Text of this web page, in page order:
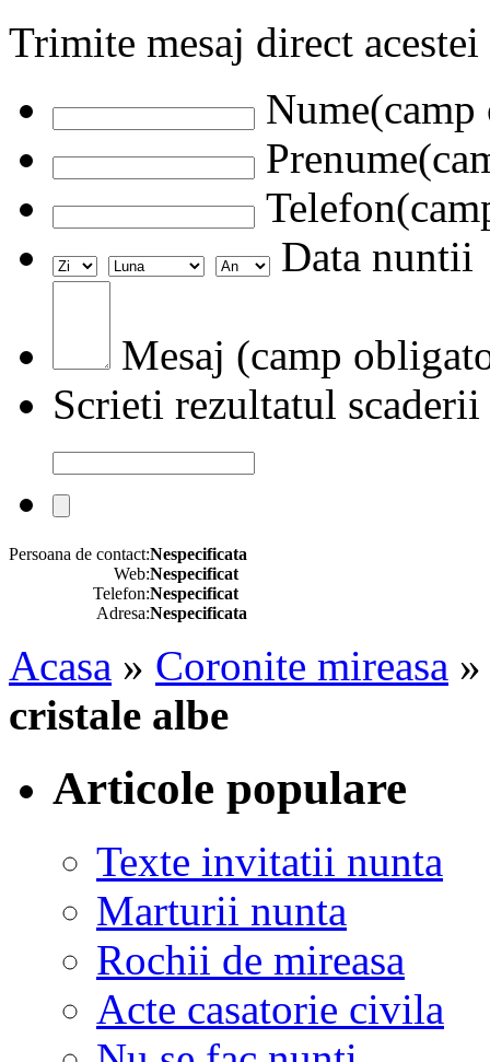
Trimite mesaj direct
Data nuntii
Mesaj (camp
Scrieti rezultatul scaderii
Persoana de contact:Nespecificata
Web:Nespecificat
Telefon:Nespecificat
Adresa:Nespecificata
Acasa » Coronite mireasa
cristale albe
Articole populare
Texte invitatii nunta
Marturii nunta
Rochii de mireasa
Acte casatorie civila